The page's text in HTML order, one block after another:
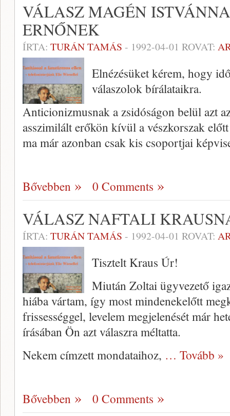
VÁLASZ MAGÉN
ERNŐNEK
ÍRTA: TURÁN TAMÁS - 1992-04-01 ROVAT:
Elnézésüket kérem, hogy
válaszolok bírálataikra.
Anticionizmusnak a zsidóságon belül azt
asszimilált erőkön kívül a vészkorszak
ma már azonban csak kis csoportjai
Bővebben 0 Comments
VÁLASZ NAFTALI
ÍRTA: TURÁN TAMÁS - 1992-04-01 ROVAT:
Tisztelt Kraus Úr!
Miután Zoltai ügyvezető
hiába vártam, így most mindenekelőtt
frissességgel, levelem megjelenését már
írásában Ön azt válaszra méltatta.
Nekem címzett mondataihoz, … Tovább »
Bővebben 0 Comments